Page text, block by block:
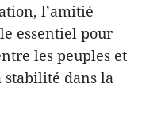
l’amitié
essentiel pour
les peuples et
stabilité dans la